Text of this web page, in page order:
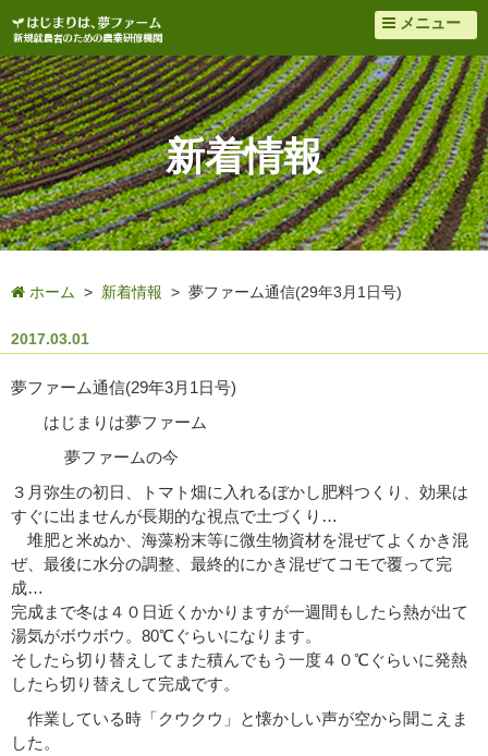
メニュー
新着情報
ホーム > 新着情報 > 夢ファーム通信(29年3月1日号)
2017.03.01
夢ファーム通信(29年3月1日号)
はじまりは夢ファーム
夢ファームの今
３月弥生の初日、トマト畑に入れるぼかし肥料つくり、効果は
すぐに出ませんが長期的な視点で土づくり…
堆肥と米ぬか、海藻粉末等に微生物資材を混ぜてよくかき混
ぜ、最後に水分の調整、最終的にかき混ぜてコモで覆って完
成…
完成まで冬は４０日近くかかりますが一週間もしたら熱が出て
湯気がボウボウ。80℃ぐらいになります。
そしたら切り替えしてまた積んでもう一度４０℃ぐらいに発熱
したら切り替えして完成です。
作業している時「クウクウ」と懐かしい声が空から聞こえま
した。